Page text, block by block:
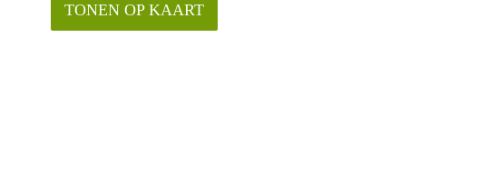
TONEN OP KAART